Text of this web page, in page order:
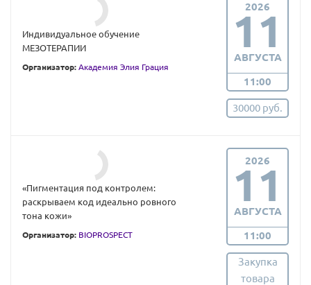
Индивидуальное обучение
МЕЗОТЕРАПИИ
Организатор: Академия Элия Грация
2026
11
АВГУСТА
11:00
30000 руб.
«Пигментация под контролем:
раскрываем код идеально ровного
тона кожи»
Организатор: BIOPROSPECT
2026
11
АВГУСТА
11:00
Закупка
товара